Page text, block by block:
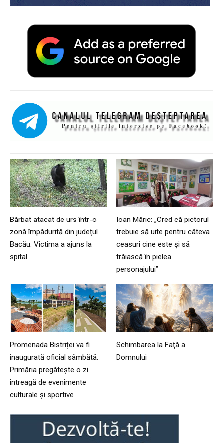
Bărbat atacat de urs într-o
zonă împădurită din județul
Bacău. Victima a ajuns la
spital
Ioan Măric: „Cred că pictorul
trebuie să uite pentru câteva
ceasuri cine este și să
trăiască în pielea
personajului”
Promenada Bistriței va fi
inaugurată oficial sâmbătă.
Primăria pregătește o zi
întreagă de evenimente
culturale și sportive
Schimbarea la Faţă a
Domnului